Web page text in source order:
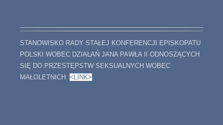
STANOWISKO RADY STAŁEJ KONFERENCJI EPISKOPATU
POLSKI WOBEC DZIAŁAŃ JANA PAWŁA II ODNOSZĄCYCH
SIĘ DO PRZESTĘPSTW SEKSUALNYCH WOBEC
MAŁOLETNICH
<LINK>